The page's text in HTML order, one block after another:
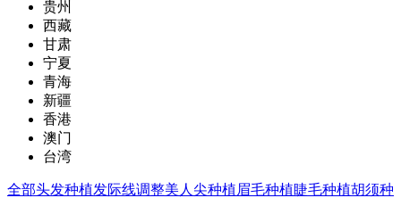
贵州
西藏
甘肃
宁夏
青海
新疆
香港
澳门
台湾
全部头发种植发际线调整美人尖种植眉毛种植睫毛种植胡须种